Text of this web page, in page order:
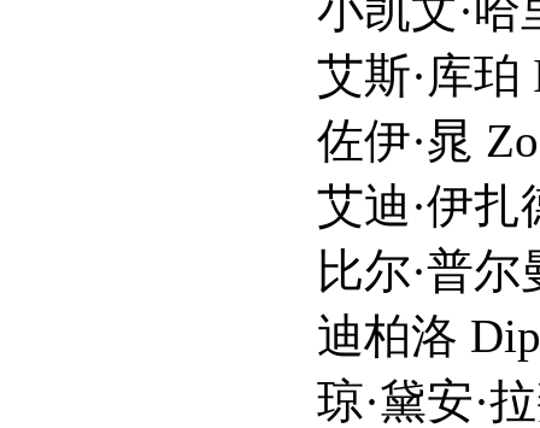
艾斯·库珀 Ice
佐伊·晁 Zoë
艾迪·伊扎德
比尔·普尔曼
迪柏洛
琼·黛安·拉斐尔